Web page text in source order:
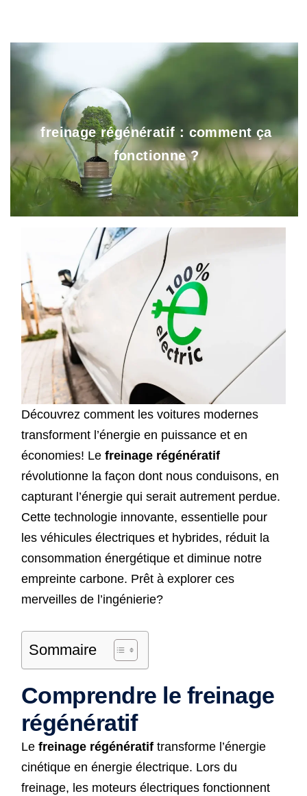
freinage régénératif : comment ça
fonctionne ?
Découvrez comment les voitures modernes
transforment l’énergie en puissance et en
économies! Le freinage régénératif
révolutionne la façon dont nous conduisons, en
capturant l’énergie qui serait autrement perdue.
Cette technologie innovante, essentielle pour
les véhicules électriques et hybrides, réduit la
consommation énergétique et diminue notre
empreinte carbone. Prêt à explorer ces
merveilles de l’ingénierie?
Sommaire
Comprendre le freinage
régénératif
Le freinage régénératiftransforme l’énergie
cinétique en énergie électrique. Lors du
freinage, les moteurs électriques fonctionnent